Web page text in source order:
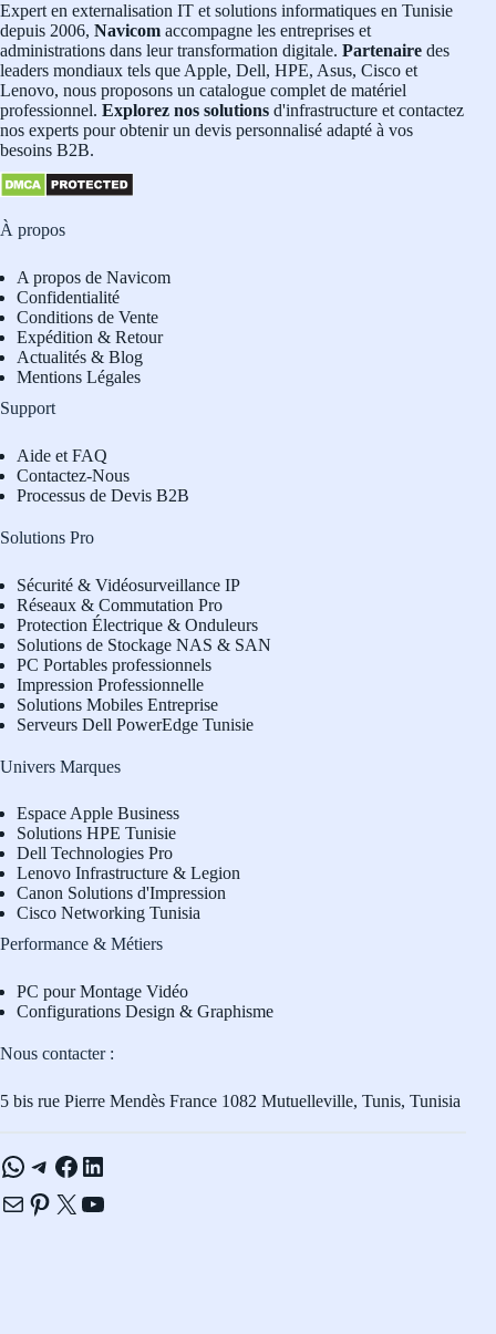
Expert en externalisation IT et solutions informatiques en Tunisie
depuis 2006, Navicom accompagne les entreprises et
administrations dans leur transformation digitale. Partenaire des
leaders mondiaux tels que Apple, Dell, HPE, Asus, Cisco et
Lenovo, nous proposons un catalogue complet de matériel
professionnel. Explorez nos solutions d'infrastructure et contactez
nos experts pour obtenir un devis personnalisé adapté à vos
besoins B2B.
À propos
A propos de Navicom
Confidentialité
Conditions de Vente
Expédition & Retour
Actualités & Blog
Mentions Légales
Support
Aide et FAQ
Contactez-Nous
Processus de Devis B2B
Solutions Pro
Sécurité & Vidéosurveillance IP
Réseaux & Commutation Pro
Protection Électrique & Onduleurs
Solutions de Stockage NAS & SAN
PC Portables professionnels
Impression Professionnelle
Solutions Mobiles Entreprise
Serveurs Dell PowerEdge Tunisie
Univers Marques
Espace Apple Business
Solutions HPE Tunisie
Dell Technologies Pro
Lenovo Infrastructure & Legion
Canon Solutions d'Impression
Cisco Networking Tunisia
Performance & Métiers
PC pour Montage Vidéo
Configurations Design & Graphisme
Nous contacter :
5 bis rue Pierre Mendès France 1082 Mutuelleville, Tunis, Tunisia
WhatsApp
Telegram
Facebook
LinkedIn
E-mailPinterest
X YouTube